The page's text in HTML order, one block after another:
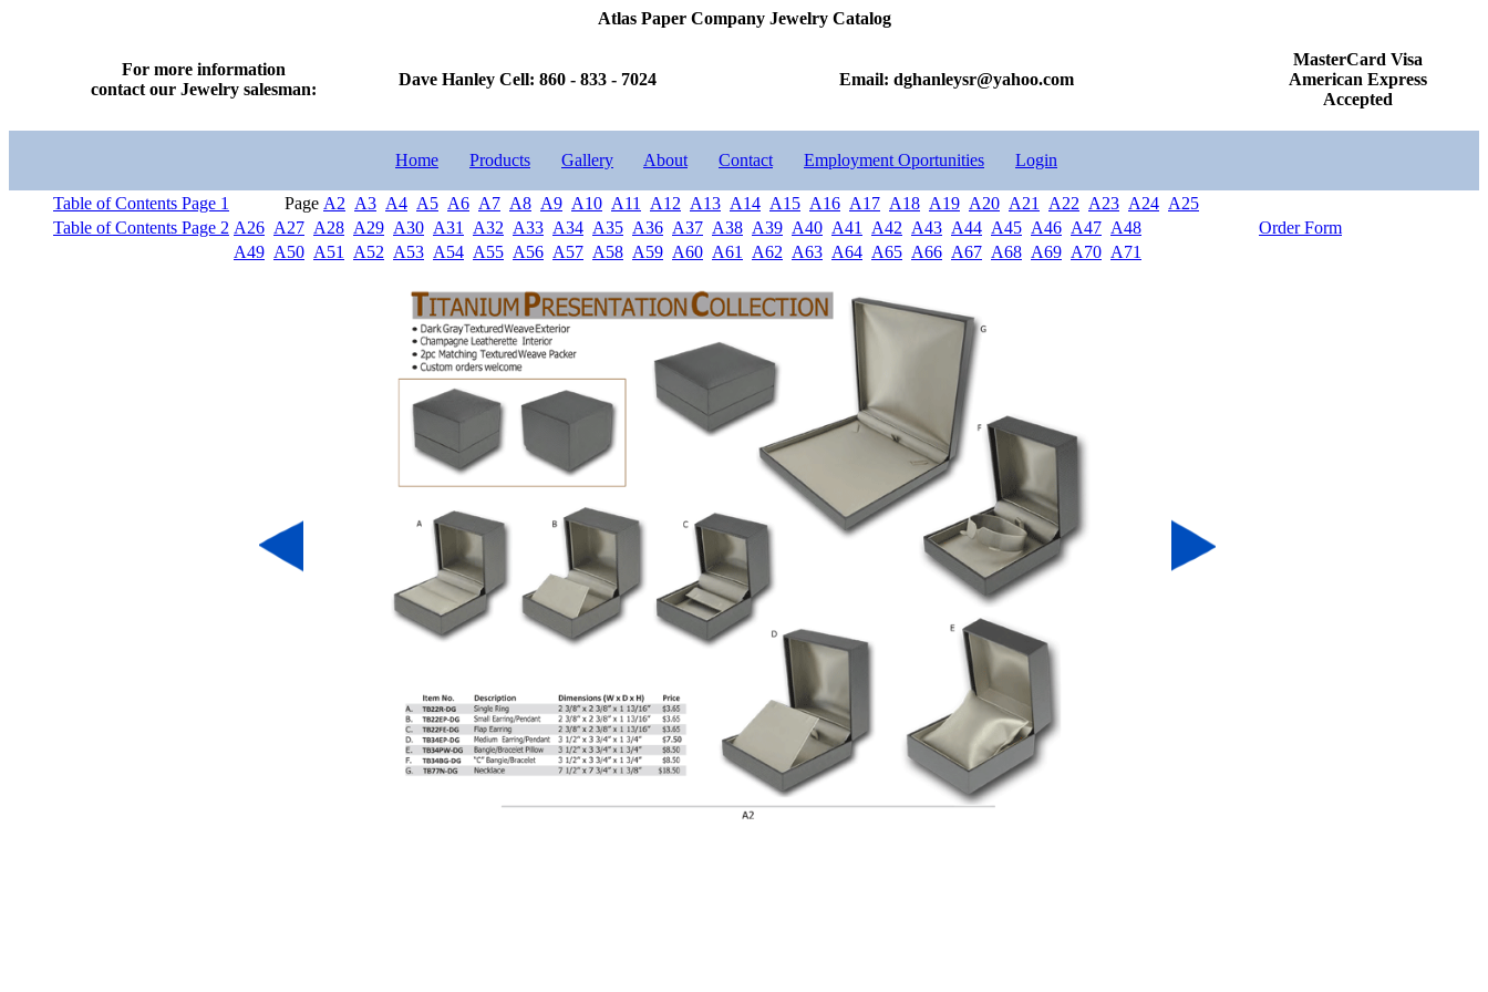
Atlas Paper Company Jewelry Catalog
For more information
contact our Jewelry salesman:
Dave Hanley Cell: 860 - 833 - 7024 Email: dghanleysr@yahoo.com
MasterCard Visa
American Express
Accepted
Home Products Gallery About Contact Employment Oportunities Login
Table of Contents Page 1 Page A2 A3 A4 A5 A6 A7 A8 A9 A10 A11 A12 A13 A14 A15 A16 A17 A18 A19 A20 A21 A22 A23 A24 A25
Table of Contents Page 2 A26 A27 A28 A29 A30 A31 A32 A33 A34 A35 A36 A37 A38 A39 A40 A41 A42 A43 A44 A45 A46 A47 A48
Order Form
A49 A50 A51 A52 A53 A54 A55 A56 A57 A58 A59 A60 A61 A62 A63 A64 A65 A66 A67 A68 A69 A70 A71